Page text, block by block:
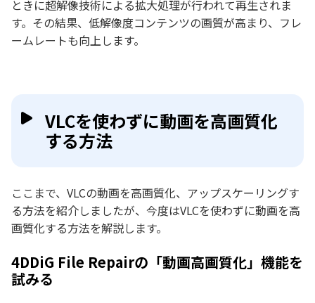
ときに超解像技術による拡大処理が行われて再生されま
す。その結果、低解像度コンテンツの画質が高まり、フレ
ームレートも向上します。
VLCを使わずに動画を高画質化
する方法
ここまで、VLCの動画を高画質化、アップスケーリングす
る方法を紹介しましたが、今度はVLCを使わずに動画を高
画質化する方法を解説します。
4DDiG File Repairの「動画高画質化」機能を
試みる